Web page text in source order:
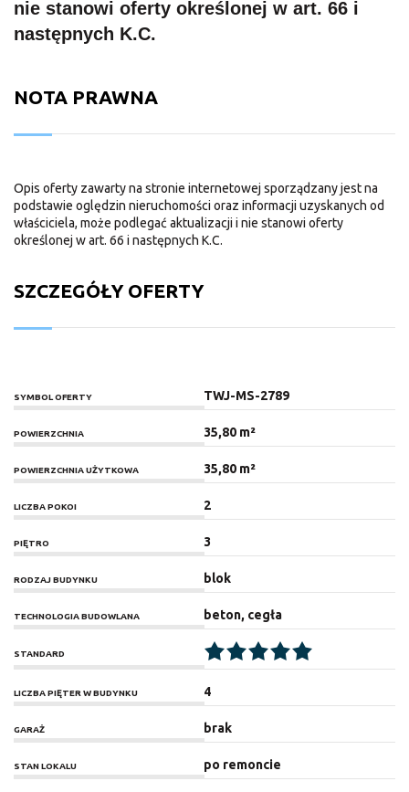
nie stanowi oferty określonej w art. 66 i
następnych K.C.
NOTA PRAWNA
Opis oferty zawarty na stronie internetowej sporządzany jest na
podstawie oględzin nieruchomości oraz informacji uzyskanych od
właściciela, może podlegać aktualizacji i nie stanowi oferty
określonej w art. 66 i następnych K.C.
SZCZEGÓŁY OFERTY
SYMBOL OFERTY TWJ-MS-2789
POWIERZCHNIA 35,80 m²
POWIERZCHNIA UŻYTKOWA 35,80 m²
LICZBA POKOI 2
PIĘTRO 3
RODZAJ BUDYNKU blok
TECHNOLOGIA BUDOWLANA beton, cegła
STANDARD
LICZBA PIĘTER W BUDYNKU 4
GARAŻ brak
STAN LOKALU po remoncie